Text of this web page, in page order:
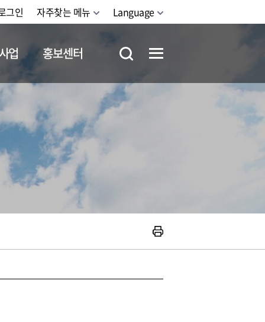
그인 자주찾는 메뉴 Language
업 홍보센터